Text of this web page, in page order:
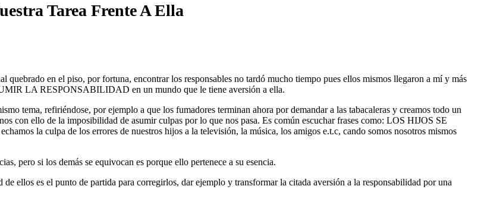
Tarea Frente A Ella
en el piso, por fortuna, encontrar los responsables no tardó mucho tiempo pues ellos mismos llegaron a mí y más
LA RESPONSABILIDAD en un mundo que le tiene aversión a ella.
tema, refiriéndose, por ejemplo a que los fumadores terminan ahora por demandar a las tabacaleras y creamos todo un
con ello de la imposibilidad de asumir culpas por lo que nos pasa. Es común escuchar frases como: LOS HIJOS SE
la culpa de los errores de nuestros hijos a la televisión, la música, los amigos e.t.c, cando somos nosotros mismos
pero si los demás se equivocan es porque ello pertenece a su esencia.
ellos es el punto de partida para corregirlos, dar ejemplo y transformar la citada aversión a la responsabilidad por una